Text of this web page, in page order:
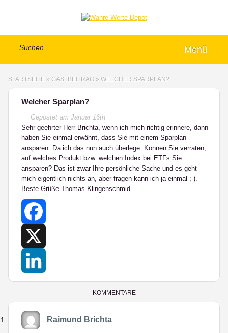
Menü
STARTSEITE » GASTBEITRAG » WELCHER SPARPLAN?
Welcher Sparplan?
Gepostet am Januar 16th
Sehr geehrter Herr Brichta, wenn ich mich richtig erinnere, dann
haben Sie einmal erwähnt, dass Sie mit einem Sparplan
ansparen. Da ich das nun auch überlege: Können Sie verraten,
auf welches Produkt bzw. welchen Index bei ETFs Sie
ansparen? Das ist zwar Ihre persönliche Sache und es geht
mich eigentlich nichts an, aber fragen kann ich ja einmal ;-).
Beste Grüße Thomas Klingenschmid
Facebook
KOMMENTARE
Raimund Brichta